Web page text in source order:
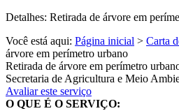
Detalhes: Retirada de árvore em
Você está aqui: Página inicial > Carta
árvore em perímetro urbano
Retirada de árvore em perímetro
Secretaria de Agricultura e Meio
Avaliar este serviço
O QUE É O SERVIÇO: